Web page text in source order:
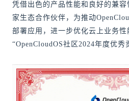
凭借出色的产品性能和良好的兼
家生态合作伙伴，为推动
部署应用，进一步优化云上业务
“OpenCloudOS社区2024年度优秀